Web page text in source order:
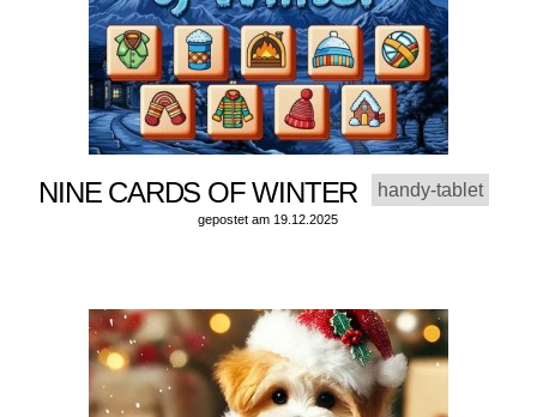
NINE CARDS OF WINTER handy-tablet
gepostet am 19.12.2025